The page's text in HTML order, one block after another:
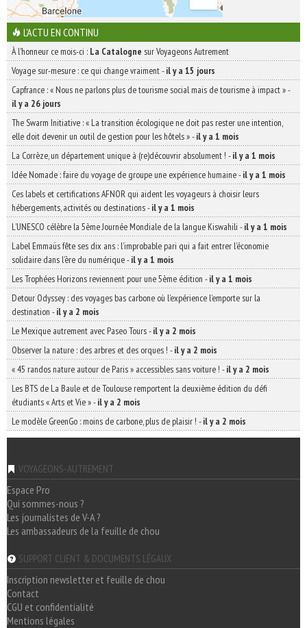
L'ACTU EN CONTINU
À l'honneur ce mois-ci : La Catalogne sur Voyageons Autrement
Voyage sur-mesure : ce qui change vraiment-il y a 15 jours
Capfrance : « Nous ne parlons plus de tourisme social mais de tourisme à impact »-
il y a 26 jours
The Swarm Initiative : « La transition écologique ne doit pas rester une intention,
elle doit devenir un outil de gestion pour les hôtels »-il y a 1 mois
La Corrèze, un département unique à (re)découvrir absolument ! -il y a 1 mois
Idée Nomade : faire du voyage de groupe une expérience humaine-il y a 1 mois
Ces labels et certifications AFNOR qui aident les voyageurs à choisir leurs
hébergements, activités ou destinations-il y a 1 mois
L’UNESCO célèbre la 5ème Journée Mondiale de la langue Kiswahili -il y a 1 mois
Label Emmaüs fête ses dix ans : l’improbable pari qui a fait entrer l’économie
solidaire dans l’ère du numérique-il y a 1 mois
Les Trophées Horizons reviennent pour une 5ème édition -il y a 1 mois
Detour Odyssey : des voyages bas carbone où l’expérience l’emporte sur la
destination -il y a 2 mois
Le Mexique autrement avec Paseo Tours-il y a 2 mois
Observer la nature : des arbres et des orques ! -il y a 2 mois
« 45 randos nature autour de Paris » accessibles sans voiture ! -il y a 2 mois
Les BTS de La Baule et de Toulouse remportent la deuxième édition du défi
étudiants « Arts et Vie »-il y a 2 mois
Le modèle GreenGo : moins de carbone, plus de plaisir ! -il y a 2 mois
VOYAGEONS-AUTREMENT
Espace Pro
Qui sommes-nous ?
Les journalistes de V-A ?
Les ambassadeurs de la feuille de chou
SUPPORT CLIENT & DOCUMENTS LÉGAUX
Inscription newsletter et feuille de chou
Contact
CGU et confidentialité
Mentions légales